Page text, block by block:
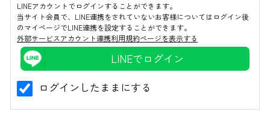
お問い合わせフォーム
LINEアカウントでログインすることができます。
当サイト会員で、LINE連携をされていないお客様についてはログイン後
のマイページでLINE連携を設定することができます。
外部サービスアカウント連携利用規約ページを表示する
LINEでログイン
ログインしたままにする